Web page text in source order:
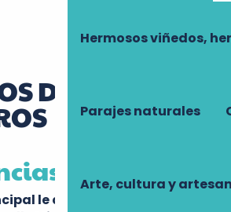
Hermosos viñedos,
Parajes naturales
Arte, cultura y
DE
Fil Bleu
le da la bienvenida en el